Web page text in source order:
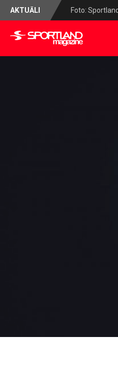
AKTUĀLI Foto: